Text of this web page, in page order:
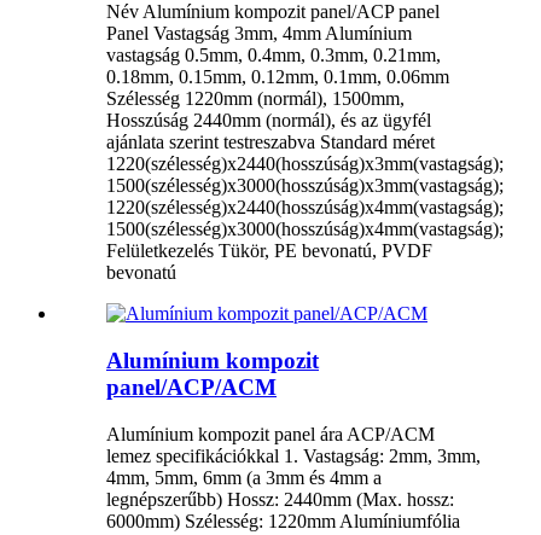
Név Alumínium kompozit panel/ACP panel
Panel Vastagság 3mm, 4mm Alumínium
vastagság 0.5mm, 0.4mm, 0.3mm, 0.21mm,
0.18mm, 0.15mm, 0.12mm, 0.1mm, 0.06mm
Szélesség 1220mm (normál), 1500mm,
Hosszúság 2440mm (normál), és az ügyfél
ajánlata szerint testreszabva Standard méret
1220(szélesség)x2440(hosszúság)x3mm(vastagság);
1500(szélesség)x3000(hosszúság)x3mm(vastagság);
1220(szélesség)x2440(hosszúság)x4mm(vastagság);
1500(szélesség)x3000(hosszúság)x4mm(vastagság);
Felületkezelés Tükör, PE bevonatú, PVDF
bevonatú
Alumínium kompozit
panel/ACP/ACM
Alumínium kompozit panel ára ACP/ACM
lemez specifikációkkal 1. Vastagság: 2mm, 3mm,
4mm, 5mm, 6mm (a 3mm és 4mm a
legnépszerűbb) Hossz: 2440mm (Max. hossz:
6000mm) Szélesség: 1220mm Alumíniumfólia